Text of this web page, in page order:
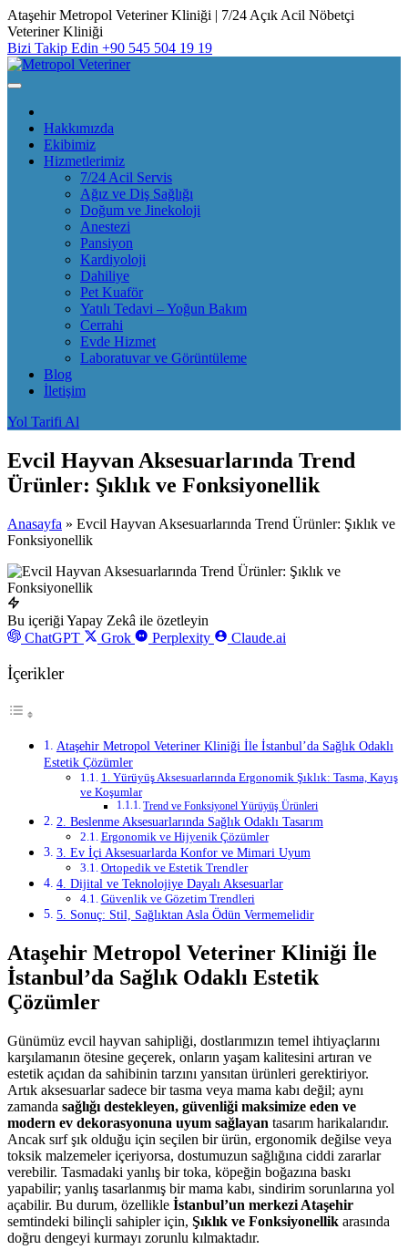
Skip
to
content
Ataşehir Metropol Veteriner Kliniği | 7/24 Açık Acil Nöbetçi
Veteriner Kliniği
Bizi Takip Edin +90 545 504 19 19
Hakkımızda
Ekibimiz
Hizmetlerimiz
7/24 Acil Servis
Ağız ve Diş Sağlığı
Doğum ve Jinekoloji
Anestezi
Pansiyon
Kardiyoloji
Dahiliye
Pet Kuaför
Yatılı Tedavi – Yoğun Bakım
Cerrahi
Evde Hizmet
Laboratuvar ve Görüntüleme
Blog
İletişim
Yol Tarifi Al
Evcil Hayvan Aksesuarlarında Trend
Ürünler: Şıklık ve Fonksiyonellik
Anasayfa » Evcil Hayvan Aksesuarlarında Trend Ürünler: Şıklık ve
Fonksiyonellik
Bu içeriği Yapay Zekâ ile özetleyin
ChatGPT
Grok Perplexity Claude.ai
İçerikler
Ataşehir Metropol Veteriner Kliniği İle İstanbul’da Sağlık Odaklı
Estetik Çözümler
1. Yürüyüş Aksesuarlarında Ergonomik Şıklık: Tasma, Kayış
ve Koşumlar
Trend ve Fonksiyonel Yürüyüş Ürünleri
2. Beslenme Aksesuarlarında Sağlık Odaklı Tasarım
Ergonomik ve Hijyenik Çözümler
3. Ev İçi Aksesuarlarda Konfor ve Mimari Uyum
Ortopedik ve Estetik Trendler
4. Dijital ve Teknolojiye Dayalı Aksesuarlar
Güvenlik ve Gözetim Trendleri
5. Sonuç: Stil, Sağlıktan Asla Ödün Vermemelidir
Ataşehir Metropol Veteriner Kliniği İle
İstanbul’da Sağlık Odaklı Estetik
Çözümler
Günümüz evcil hayvan sahipliği, dostlarımızın temel ihtiyaçlarını
karşılamanın ötesine geçerek, onların yaşam kalitesini artıran ve
estetik açıdan da sahibinin tarzını yansıtan ürünleri gerektiriyor.
Artık aksesuarlar sadece bir tasma veya mama kabı değil; aynı
zamanda sağlığı destekleyen, güvenliği maksimize eden ve
modern ev dekorasyonuna uyum sağlayan tasarım harikalarıdır.
Ancak sırf şık olduğu için seçilen bir ürün, ergonomik değilse veya
toksik malzemeler içeriyorsa, dostumuzun sağlığına ciddi zararlar
verebilir. Tasmadaki yanlış bir toka, köpeğin boğazına baskı
yapabilir; yanlış tasarlanmış bir mama kabı, sindirim sorunlarına yol
açabilir. Bu durum, özellikle İstanbul’un merkezi Ataşehir
semtindeki bilinçli sahipler için, Şıklık ve Fonksiyonellik arasında
doğru dengeyi kurmayı zorunlu kılmaktadır.